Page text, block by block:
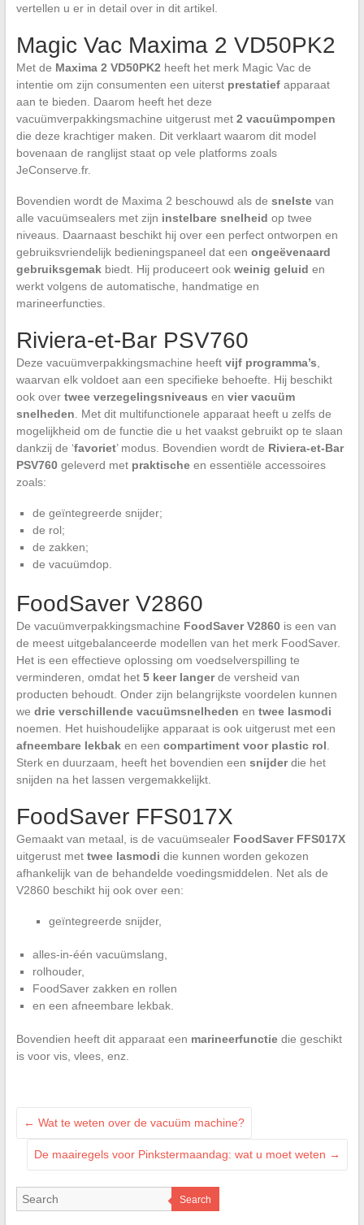
vertellen u er in detail over in dit artikel.
Magic Vac Maxima 2 VD50PK2
Met de Maxima 2 VD50PK2 heeft het merk Magic Vac de
intentie om zijn consumenten een uiterst prestatiefapparaat
aan te bieden. Daarom heeft het deze
vacuümverpakkingsmachine uitgerust met 2 vacuümpompen
die deze krachtiger maken. Dit verklaart waarom dit model
bovenaan de ranglijst staat op vele platforms zoals
JeConserve.fr.
Bovendien wordt de Maxima 2 beschouwd als de snelstevan
alle vacuümsealers met zijn instelbare snelheid op twee
niveaus. Daarnaast beschikt hij over een perfect ontworpen en
gebruiksvriendelijk bedieningspaneel dat een ongeëvenaard
gebruiksgemakbiedt. Hij produceert ook weinig geluid en
werkt volgens de automatische, handmatige en
marineerfuncties.
Riviera-et-Bar PSV760
Deze vacuümverpakkingsmachine heeft vijf programma’s
waarvan elk voldoet aan een specifieke behoefte. Hij beschikt
ook over twee verzegelingsniveaus en vier vacuüm
snelheden . Met dit multifunctionele apparaat heeft u zelfs de
mogelijkheid om de functie die u het vaakst gebruikt op te slaan
dankzij de ‘favoriet’ modus. Bovendien wordt de Riviera-et-Bar
PSV760geleverd met praktischeen essentiële accessoires
zoals:
de geïntegreerde snijder;
de rol;
de zakken;
de vacuümdop.
FoodSaver V2860
De vacuümverpakkingsmachine FoodSaver V2860is een van
de meest uitgebalanceerde modellen van het merk FoodSaver.
Het is een effectieve oplossing om voedselverspilling te
verminderen, omdat het 5 keer langerde versheid van
producten behoudt. Onder zijn belangrijkste voordelen kunnen
we drie verschillende vacuümsnelheden en twee lasmodi
noemen. Het huishoudelijke apparaat is ook uitgerust met een
afneembare lekbaken een compartiment voor plastic rol
Sterk en duurzaam, heeft het bovendien een snijderdie het
snijden na het lassen vergemakkelijkt.
FoodSaver FFS017X
Gemaakt van metaal, is de vacuümsealer FoodSaver FFS017X
uitgerust met twee lasmodi die kunnen worden gekozen
afhankelijk van de behandelde voedingsmiddelen. Net als de
V2860 beschikt hij ook over een:
geïntegreerde snijder,
alles-in-één vacuümslang,
rolhouder,
FoodSaver zakken en rollen
en een afneembare lekbak.
Bovendien heeft dit apparaat een marineerfunctiedie geschikt
is voor vis, vlees, enz.
← Wat te weten over de vacuüm machine?
De maairegels voor Pinkstermaandag: wat u moet weten →
Search